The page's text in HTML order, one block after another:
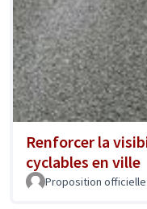
Renforcer la
cyclables en ville
Proposition officielle